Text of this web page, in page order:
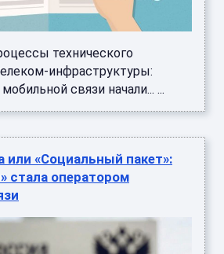
технического
инфраструктуры:
связи начали... ...
или «Социальный пакет»:
стала оператором